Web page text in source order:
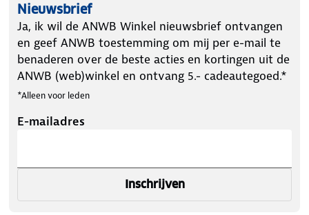
Nieuwsbrief
Ja, ik wil de ANWB Winkel nieuwsbrief ontvangen
en geef ANWB toestemming om mij per e-mail te
benaderen over de beste acties en kortingen uit de
ANWB (web)winkel en ontvang 5.- cadeautegoed.*
*Alleen voor leden
E-mailadres
Inschrijven